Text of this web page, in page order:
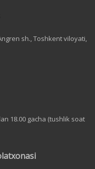
sh., Toshkent viloyati,
18.00 gacha (tushlik soat